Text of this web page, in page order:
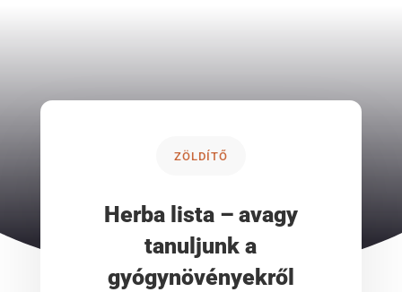
ZÖLDÍTŐ
Herba lista – avagy
tanuljunk a
gyógynövényekről